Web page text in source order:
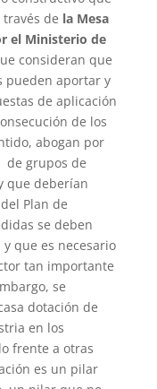
de la Mesa
el Ministerio de
consideran que
pueden aportar y
de aplicación
de los
abogan por
de grupos de
que deberían
Plan de
se deben
que es necesario
tan importante
se
dotación de
en los
frente a otras
es un pilar